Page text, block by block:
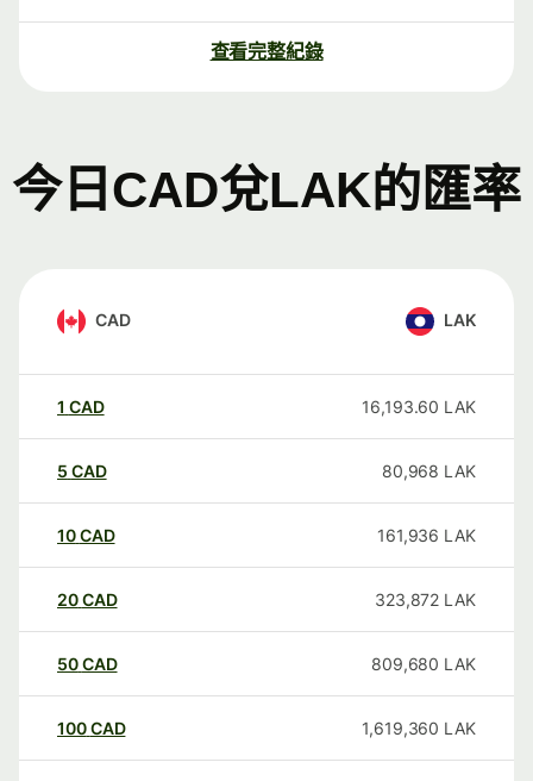
查看完整紀錄
今日CAD兌LAK的匯率
CAD LAK
1 CAD 16,193.60 LAK
5 CAD 80,968 LAK
10CAD 161,936 LAK
20CAD 323,872 LAK
50CAD 809,680 LAK
100CAD 1,619,360 LAK